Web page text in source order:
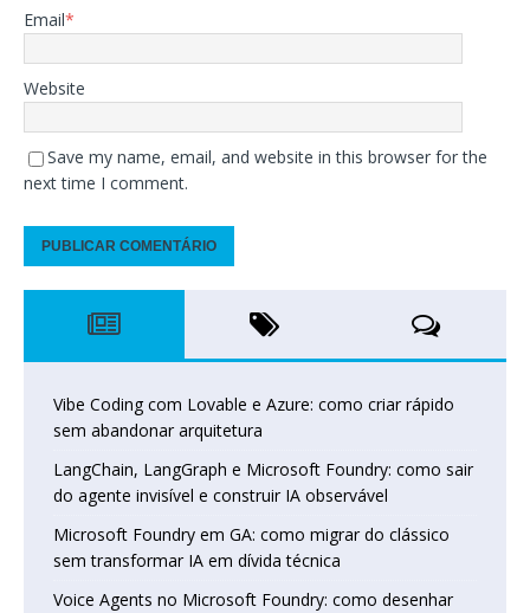
Email*
Website
Save my name, email, and website in this browser for the
next time I comment.
Vibe Coding com Lovable e Azure: como criar rápido
sem abandonar arquitetura
LangChain, LangGraph e Microsoft Foundry: como sair
do agente invisível e construir IA observável
Microsoft Foundry em GA: como migrar do clássico
sem transformar IA em dívida técnica
Voice Agents no Microsoft Foundry: como desenhar